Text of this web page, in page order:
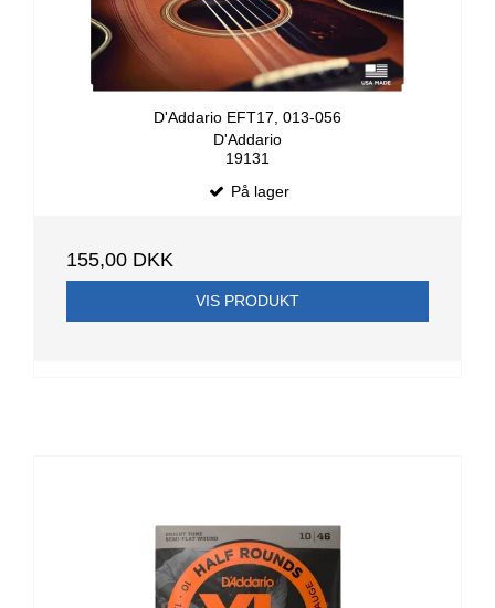
D'Addario EFT17, 013-056
D'Addario
19131
På lager
155,00 DKK
VIS PRODUKT